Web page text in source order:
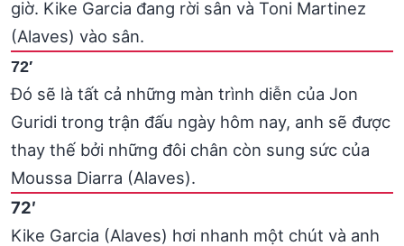
giờ. Kike Garcia đang rời sân và Toni Martinez
(Alaves) vào sân.
72′
Đó sẽ là tất cả những màn trình diễn của Jon
Guridi trong trận đấu ngày hôm nay, anh sẽ được
thay thế bởi những đôi chân còn sung sức của
Moussa Diarra (Alaves).
72′
Kike Garcia (Alaves) hơi nhanh một chút và anh